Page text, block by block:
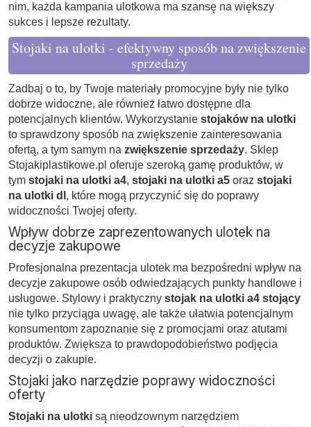
nim, każda kampania ulotkowa ma szansę na większy
sukces i lepsze rezultaty.
Stojaki na ulotki - efektywny sposób na zwiększenie
sprzedaży
Zadbaj o to, by Twoje materiały promocyjne były nie tylko
dobrze widoczne, ale również łatwo dostępne dla
potencjalnych klientów. Wykorzystanie stojaków na ulotki
to sprawdzony sposób na zwiększenie zainteresowania
ofertą, a tym samym na zwiększenie sprzedaży. Sklep
Stojakiplastikowe.pl oferuje szeroką gamę produktów, w
tym stojaki na ulotki a4, stojaki na ulotki a5 oraz stojaki
na ulotki dl , które mogą przyczynić się do poprawy
widoczności Twojej oferty.
Wpływ dobrze zaprezentowanych ulotek na
decyzje zakupowe
Profesjonalna prezentacja ulotek ma bezpośredni wpływ na
decyzje zakupowe osób odwiedzających punkty handlowe i
usługowe. Stylowy i praktyczny stojak na ulotki a4 stojący
nie tylko przyciąga uwagę, ale także ułatwia potencjalnym
konsumentom zapoznanie się z promocjami oraz atutami
produktów. Zwiększa to prawdopodobieństwo podjęcia
decyzji o zakupie.
Stojaki jako narzędzie poprawy widoczności
oferty
Stojaki na ulotki są nieodzownym narzędziem